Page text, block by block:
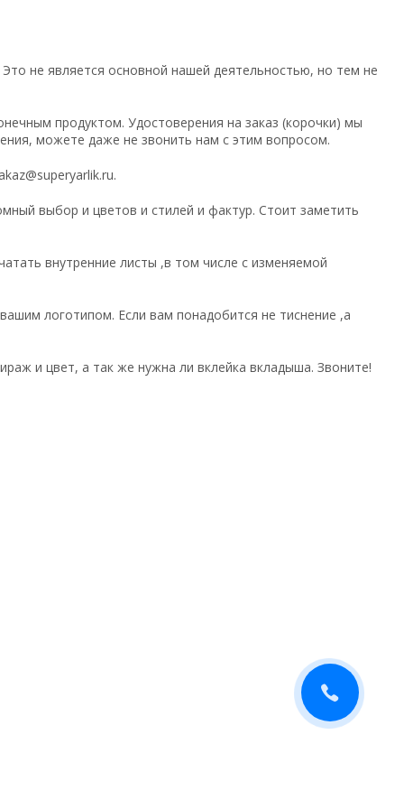
не является основной нашей деятельностью, но тем не
продуктом. Удостоверения на заказ (корочки) мы
можете даже не звонить нам с этим вопросом.
выбор и цветов и стилей и фактур. Стоит заметить
внутренние листы ,в том числе с изменяемой
логотипом. Если вам понадобится не тиснение ,а
и цвет, а так же нужна ли вклейка вкладыша. Звоните!